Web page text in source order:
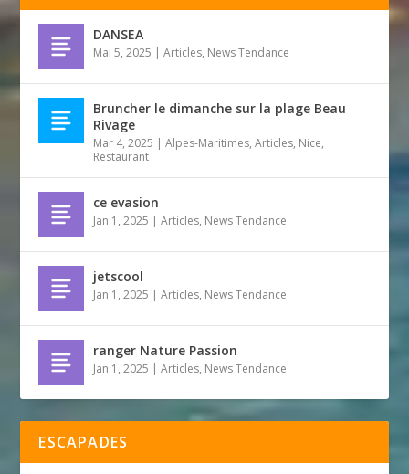
DANSEA
Mai 5, 2025 |Articles, News Tendance
Bruncher le dimanche sur la plage Beau
Rivage
Mar 4, 2025 |Alpes-Maritimes,Articles, Nice,
Restaurant
ce evasion
Jan 1, 2025 |Articles, News Tendance
jetscool
Jan 1, 2025 |Articles, News Tendance
ranger Nature Passion
Jan 1, 2025 |Articles, News Tendance
ESCAPADES